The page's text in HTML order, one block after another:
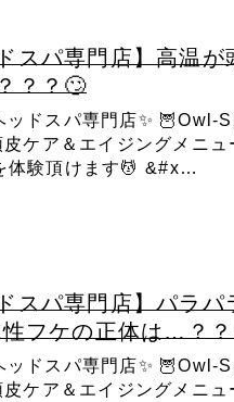
スパ専門店】高温
？？🙄
ッドスパ専門店✨ 🦉Owl-
ケア＆エイジングメニュ
体験頂けます💆 &#x…
スパ専門店】パラパ
フケの正体は…？
ッドスパ専門店✨ 🦉Owl-
ケア＆エイジングメニュ